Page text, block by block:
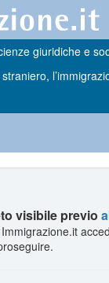
giuridiche e
visibile previo